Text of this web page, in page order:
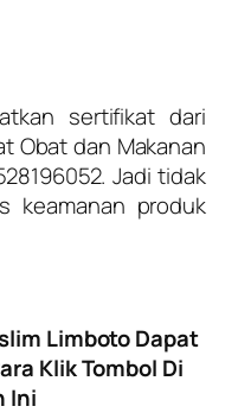
sertifikat dari
Obat dan Makanan
Jadi tidak
keamanan produk
Limboto Dapat
Klik Tombol Di
Ini